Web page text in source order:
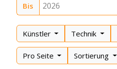
Bis
Künstler Technik
Pro Seite Sortierung